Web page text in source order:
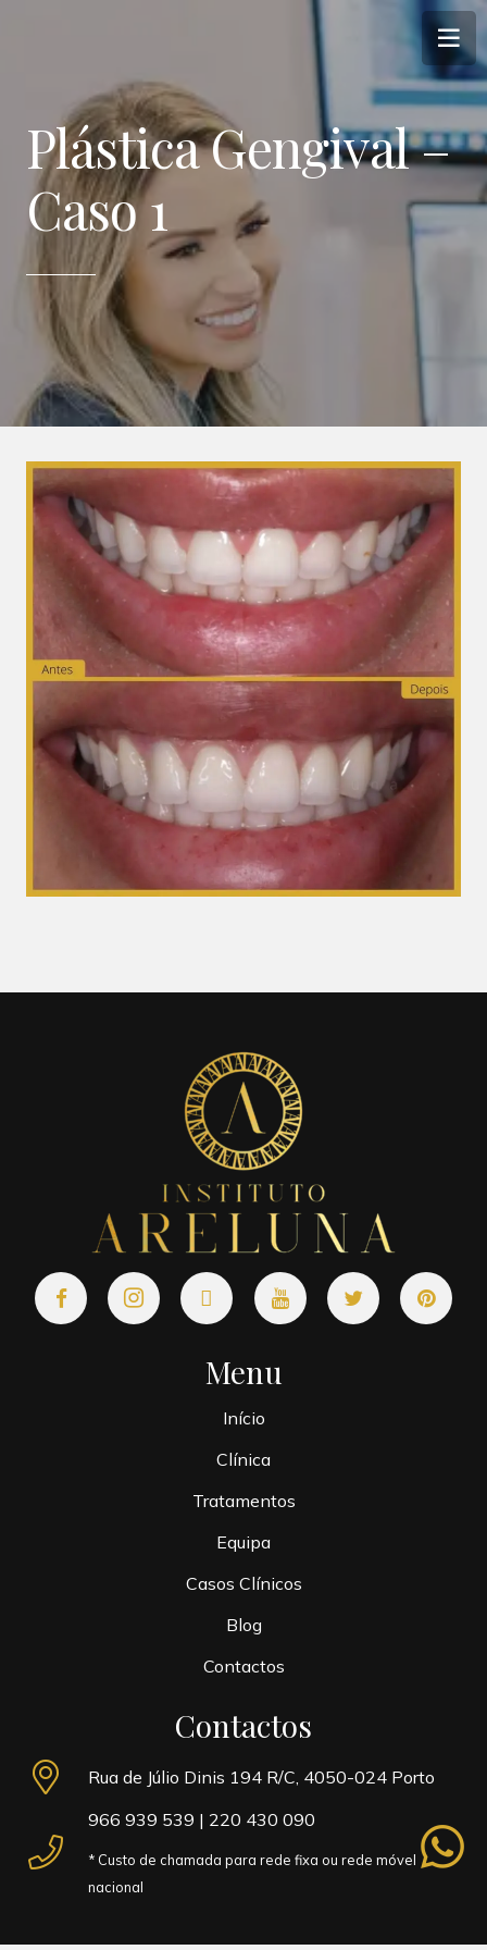
Plástica Gengival –
Caso 1
Menu
Início
Clínica
Tratamentos
Equipa
Casos Clínicos
Blog
Contactos
Contactos
Rua de Júlio Dinis 194 R/C, 4050-024 Porto
966 939 539 | 220 430 090
* Custo de chamada para rede fixa ou rede móvel
nacional
whatsapp